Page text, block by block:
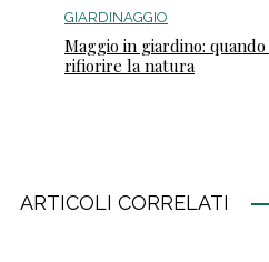
GIARDINAGGIO
Maggio in giardino:
rifiorire la natura
ARTICOLI CORRELATI